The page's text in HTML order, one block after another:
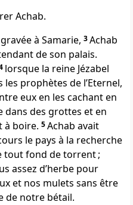
Achab.
à Samarie, 3Achab
de son palais.
lorsque la reine Jézabel
prophètes de l’Eternel,
eux en les cachant en
dans des grottes et en
à boire. 5Achab avait
le pays à la recherche
tout fond de torrent ;
assez d’herbe pour
et nos mulets sans être
de notre bétail.